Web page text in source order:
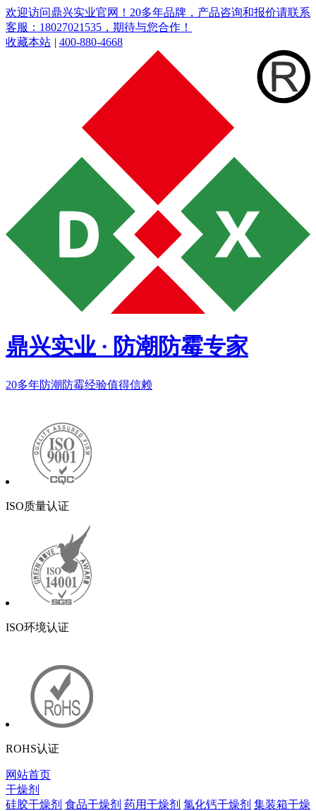
欢迎访问鼎兴实业官网！20多年品牌，产品咨询和报价请联系
客服：18027021535，期待与您合作！
收藏本站 | 400-880-4668
鼎兴实业 · 防潮防霉专家
20多年防潮防霉经验值得信赖
ISO质量认证
ISO环境认证
ROHS认证
网站首页
干燥剂
硅胶干燥剂 食品干燥剂 药用干燥剂 氯化钙干燥剂 集装箱干燥